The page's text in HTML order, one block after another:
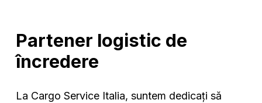
Partener logistic de
încredere
La Cargo Service Italia, suntem dedicați să